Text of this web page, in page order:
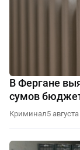
В Фергане
сумов
Криминал5